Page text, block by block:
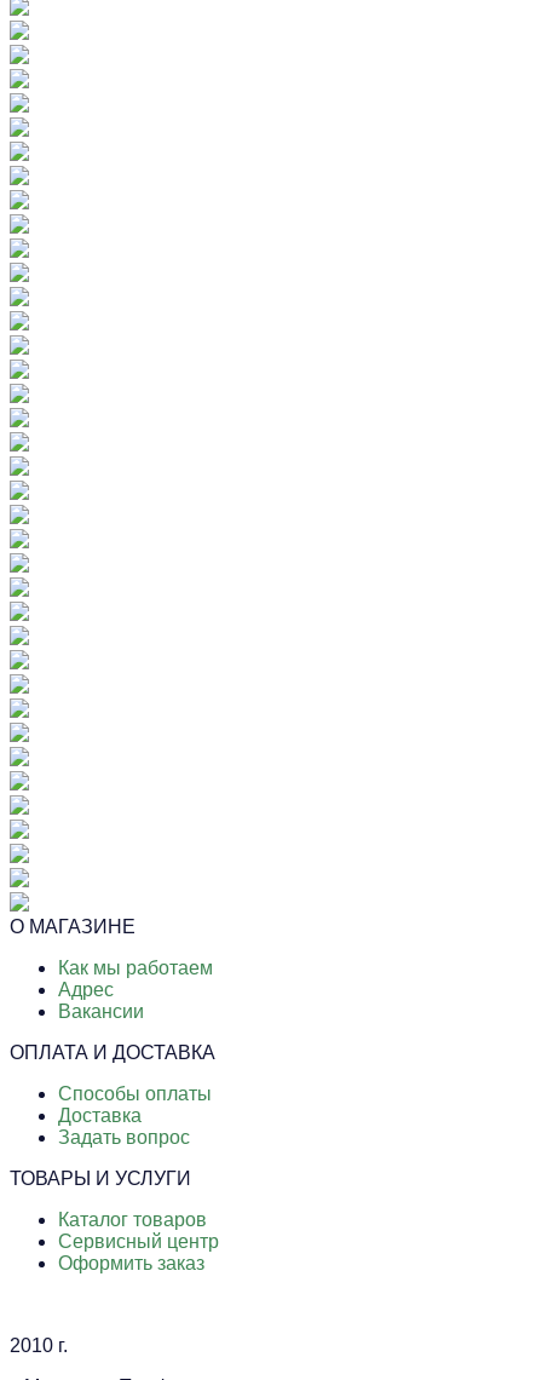
О МАГАЗИНЕ
Как мы работаем
Адрес
Вакансии
ОПЛАТА И ДОСТАВКА
Способы оплаты
Доставка
Задать вопрос
ТОВАРЫ И УСЛУГИ
Каталог товаров
Сервисный центр
Оформить заказ
2010 г.